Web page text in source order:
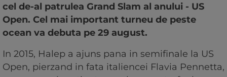
cel de-al patrulea Grand Slam al anului - US
Open. Cel mai important turneu de peste
ocean va debuta pe 29 august.
In 2015, Halep a ajuns pana in semifinale la US
Open, pierzand in fata italiencei Flavia Pennetta,